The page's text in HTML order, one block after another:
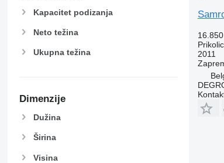
Kapacitet podizanja
Neto težina
Ukupna težina
Dimenzije
Dužina
Širina
Visina
2011